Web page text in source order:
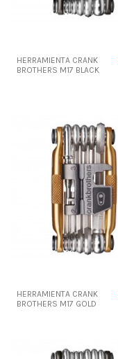
HERRAMIENTA CRANK
BROTHERS M17 BLACK
HERRAMIENTA CRANK
BROTHERS M17 GOLD